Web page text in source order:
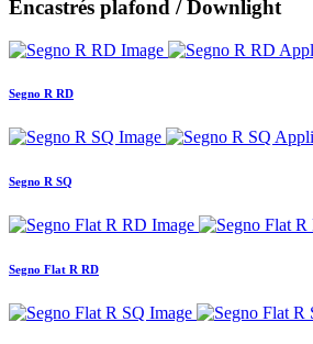
Encastrés plafond / Downlight
Segno R RD
Segno R SQ
Segno Flat R RD